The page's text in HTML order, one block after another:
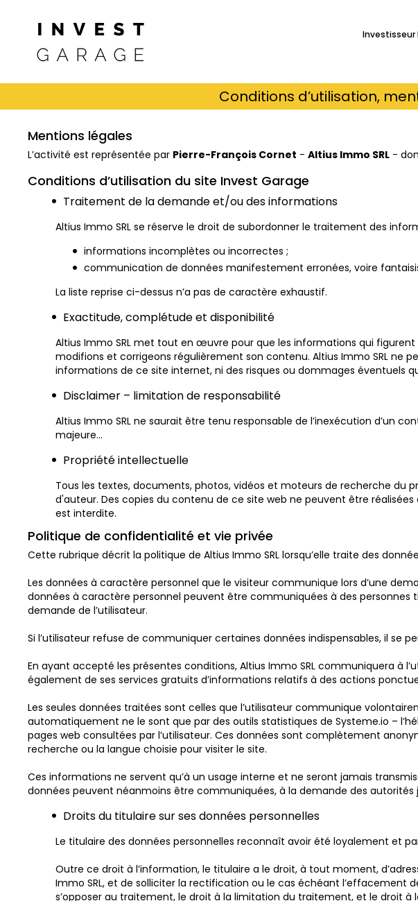
Investisseur
Conditions d’utilisation,
Mentions légales
L’activité est représentée par Pierre-François Cornet - Altius Immo SRL -
Conditions d’utilisation du site Invest Garage
Traitement de la demande et/ou des informations
Altius Immo SRL se réserve le droit de subordonner le traitement des
informations incomplètes ou incorrectes ;
communication de données manifestement erronées, voire
La liste reprise ci-dessus n’a pas de caractère exhaustif.
Exactitude, complétude et disponibilité
Altius Immo SRL met tout en œuvre pour que les informations qui
modifions et corrigeons régulièrement son contenu. Altius Immo SRL ne
informations de ce site internet, ni des risques ou dommages éventuels
Disclaimer – limitation de responsabilité
Altius Immo SRL ne saurait être tenu responsable de l’inexécution d’un
majeure…
Propriété intellectuelle
Tous les textes, documents, photos, vidéos et moteurs de recherche du
d'auteur. Des copies du contenu de ce site web ne peuvent être
est interdite.
Politique de confidentialité et vie privée
Cette rubrique décrit la politique de Altius Immo SRL lorsqu’elle traite des
Les données à caractère personnel que le visiteur communique lors d’une
données à caractère personnel peuvent être communiquées à des personnes
demande de l’utilisateur.
Si l’utilisateur refuse de communiquer certaines données indispensables, il se
En ayant accepté les présentes conditions, Altius Immo SRL communiquera à
également de ses services gratuits d’informations relatifs à des actions
Les seules données traitées sont celles que l’utilisateur communique
automatiquement ne le sont que par des outils statistiques de Systeme.io –
pages web consultées par l’utilisateur. Ces données sont complètement
recherche ou la langue choisie pour visiter le site.
Ces informations ne servent qu’à un usage interne et ne seront jamais
données peuvent néanmoins être communiquées, à la demande des autorités
Droits du titulaire sur ses données personnelles
Le titulaire des données personnelles reconnaît avoir été loyalement et
Outre ce droit à l’information, le titulaire a le droit, à tout moment,
Immo SRL, et de solliciter la rectification ou le cas échéant l’effacement
s’opposer au traitement, le droit à la limitation du traitement, et le droit à